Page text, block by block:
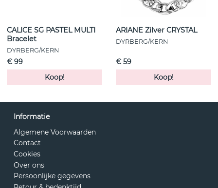
CALICE SG PASTEL MULTI
Bracelet
DYRBERG/KERN
€ 99
Koop!
ARIANE Zilver CRYSTAL
DYRBERG/KERN
€ 59
Koop!
Informatie
Algemene Voorwaarden
Contact
Cookies
Over ons
Persoonlijke gegevens